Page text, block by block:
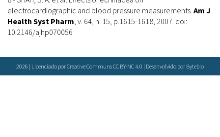
electrocardiographic and blood pressure measurements. Am J
Health Syst Pharm, v. 64, n. 15, p.1615-1618, 2007. doi:
10.2146/ajhp070056
2026 | Licenciado por Creative Communs CC BY-NC 4.0 | Desenvolvido por Bytebio